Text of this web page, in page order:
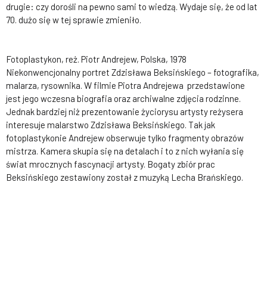
drugie: czy dorośli na pewno sami to wiedzą. Wydaje się, że od lat
70. dużo się w tej sprawie zmieniło.
Fotoplastykon, reż. Piotr Andrejew, Polska, 1978
Niekonwencjonalny portret Zdzisława Beksińskiego – fotografika,
malarza, rysownika. W filmie Piotra Andrejewa przedstawione
jest jego wczesna biografia oraz archiwalne zdjęcia rodzinne.
Jednak bardziej niż prezentowanie życiorysu artysty reżysera
interesuje malarstwo Zdzisława Beksińskiego. Tak jak
fotoplastykonie Andrejew obserwuje tylko fragmenty obrazów
mistrza. Kamera skupia się na detalach i to z nich wyłania się
świat mrocznych fascynacji artysty. Bogaty zbiór prac
Beksińskiego zestawiony został z muzyką Lecha Brańskiego.